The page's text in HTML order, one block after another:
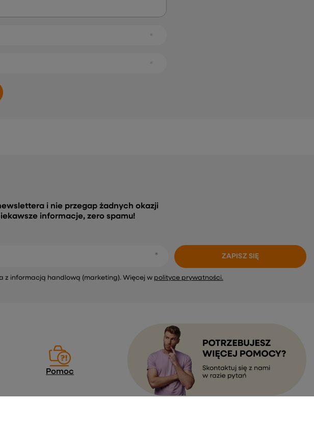
i nie przegap żadnych okazji
informacje, zero spamu!
z informacją handlową (marketing). Więcej w polityce prywatności.
ZAPISZ SIĘ
Pomoc